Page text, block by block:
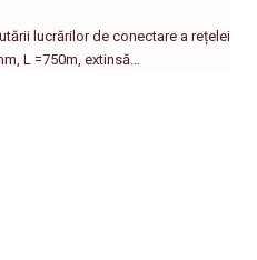
lucrărilor de conectare a rețelei
L =750m, extinsă…